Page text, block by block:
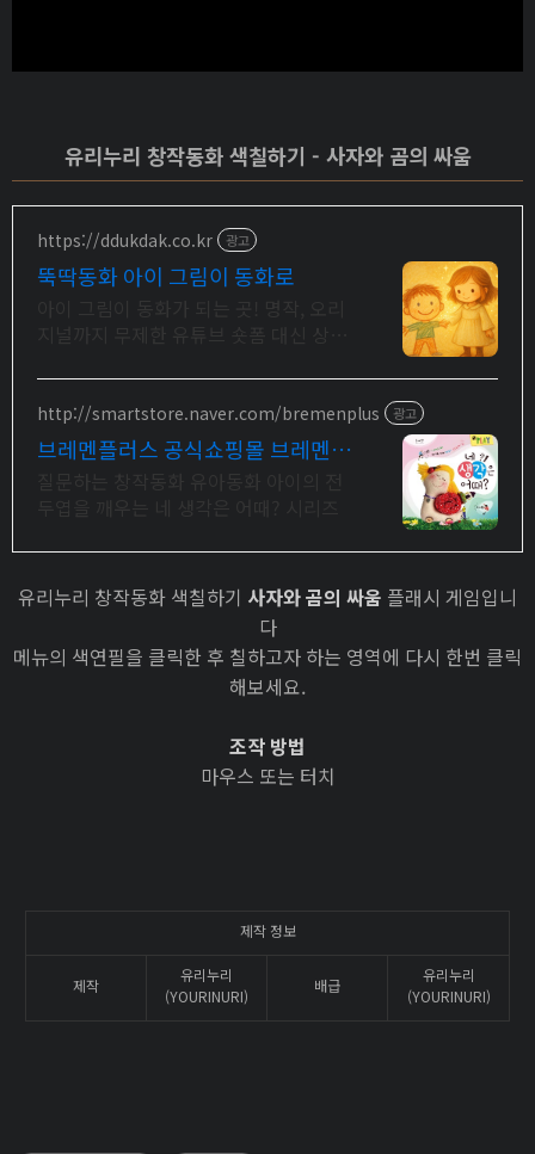
유리누리 창작동화 색칠하기 - 사자와 곰의 싸움
https://ddukdak.co.kr 광고
뚝딱동화 아이 그림이 동화로
동화를 낭독과 함께
http://smartstore.naver.com/bremenplus 광고
브레멘플러스 공식쇼핑몰 브레멘+
유리누리 창작동화 색칠하기 사자와 곰의 싸움 플래시 게임입니
다
메뉴의 색연필을 클릭한 후 칠하고자 하는 영역에 다시 한번 클릭
해보세요.
조작 방법
마우스 또는 터치
제작 정보
제작
유리누리
(YOURINURI)
배급
유리누리
(YOURINURI)